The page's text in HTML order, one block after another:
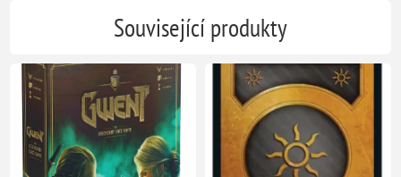
Související produkty